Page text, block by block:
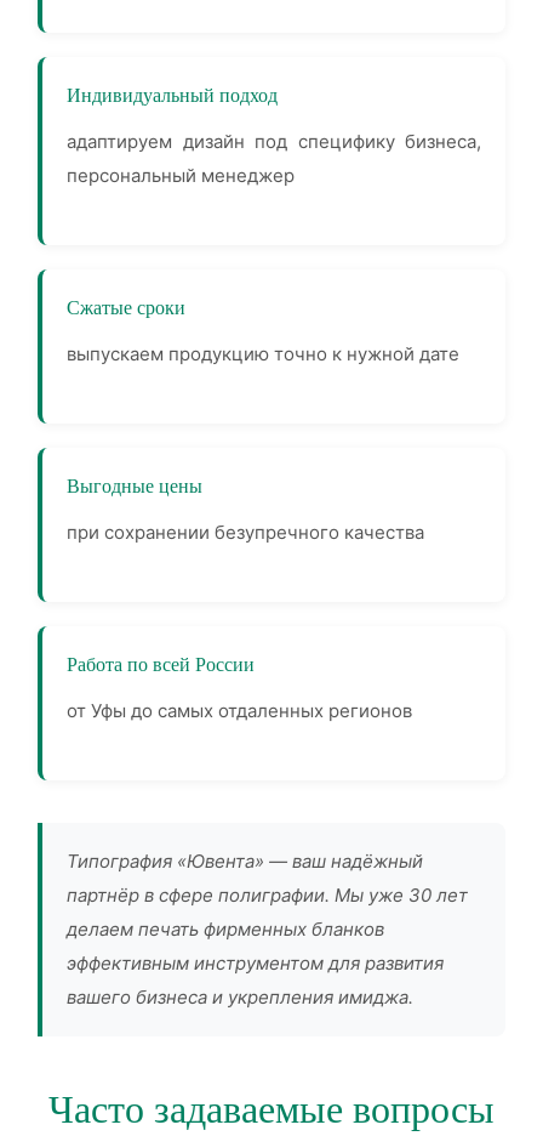
Индивидуальный подход
адаптируем дизайн под специфику бизнеса,
персональный менеджер
Сжатые сроки
выпускаем продукцию точно к нужной дате
Выгодные цены
при сохранении безупречного качества
Работа по всей России
от Уфы до самых отдаленных регионов
Типография «Ювента» — ваш надёжный
партнёр в сфере полиграфии. Мы уже 30 лет
делаем печать фирменных бланков
эффективным инструментом для развития
вашего бизнеса и укрепления имиджа.
Часто задаваемые вопросы